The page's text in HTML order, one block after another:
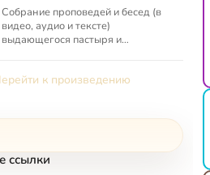
Собрание проповедей и бесед (в
видео, аудио и тексте)
выдающегося пастыря и
к произведению
ссылки